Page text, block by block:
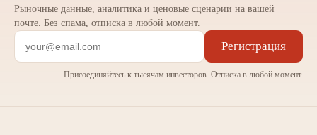
Рыночные данные, аналитика и ценовые сценарии на вашей
почте. Без спама, отписка в любой момент.
Регистрация
Присоединяйтесь к тысячам инвесторов. Отписка в любой момент.